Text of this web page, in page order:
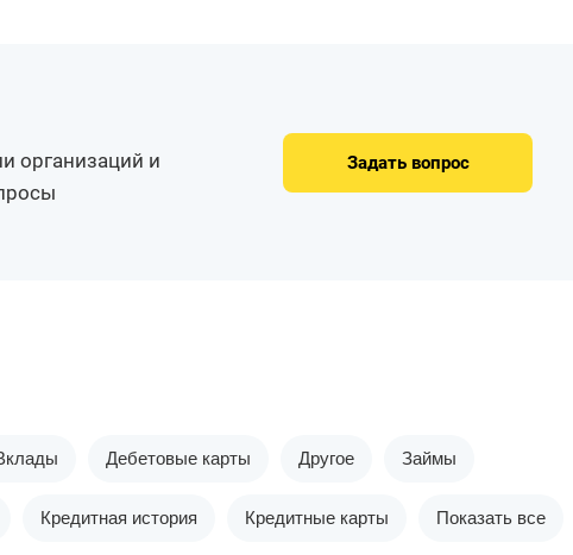
организаций и
Задать вопрос
Дебетовые карты Другое Займы
Кредитная история Кредитные карты Показать все